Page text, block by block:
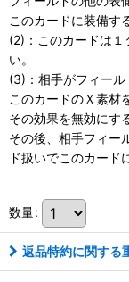
このカードに装備す
(2)：このカードは
い。
(3)：相手がフィール
このカードのＸ素材
その効果を無効にす
その後、相手フィー
ド扱いでこのカード
数量:
返品特約に関する